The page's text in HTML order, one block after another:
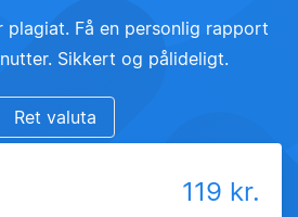
Få en personlig rapport
Sikkert og pålideligt.
Ret valuta
119 kr.